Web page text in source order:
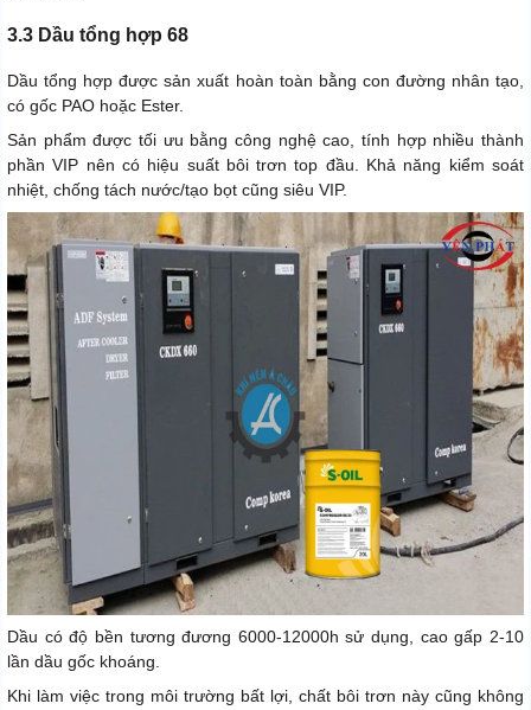
3.3 Dầu tổng hợp 68
Dầu tổng hợp được sản xuất hoàn toàn bằng con đường nhân tạo,
có gốc PAO hoặc Ester.
Sản phẩm được tối ưu bằng công nghệ cao, tính hợp nhiều thành
phần VIP nên có hiệu suất bôi trơn top đầu. Khả năng kiểm soát
nhiệt, chống tách nước/tạo bọt cũng siêu VIP.
Dầu có độ bền tương đương 6000-12000h sử dụng, cao gấp 2-10
lần dầu gốc khoáng.
Khi làm việc trong môi trường bất lợi, chất bôi trơn này cũng không